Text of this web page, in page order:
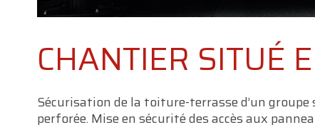
CHANTIER SITUÉ
Sécurisation de la toiture-terrasse d’un
perforée. Mise en sécurité des accès aux